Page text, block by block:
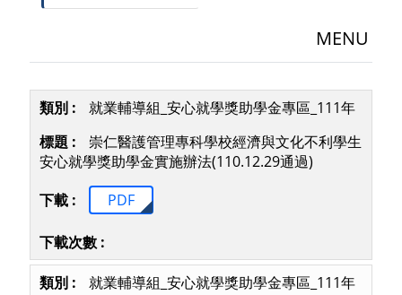
MENU
就業輔導組_安心就學獎助學金專區_111年
崇仁醫護管理專科學校經濟與文化不利學生
安心就學獎助學金實施辦法(110.12.29通過)
PDF
就業輔導組_安心就學獎助學金專區_111年